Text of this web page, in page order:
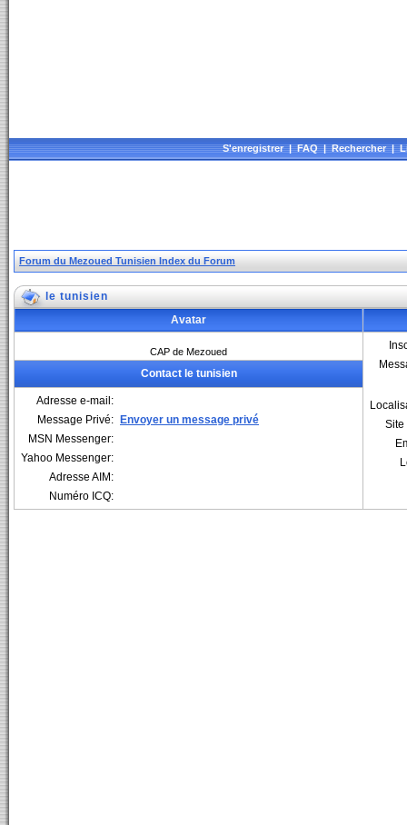
S'enregistrer|FAQ|Rechercher|
Forum du Mezoued Tunisien Index du Forum
le tunisien
Avatar
CAP de Mezoued
Contact le tunisien
Adresse e-mail:
Message Privé:
Envoyer un message privé
MSN Messenger:
Yahoo Messenger:
Adresse AIM:
Numéro ICQ: